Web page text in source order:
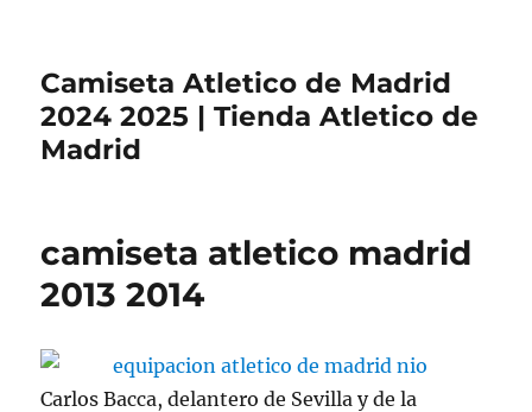
Camiseta Atletico de Madrid
2024 2025 | Tienda Atletico de
Madrid
camiseta atletico madrid
2013 2014
Carlos Bacca, delantero de Sevilla y de la